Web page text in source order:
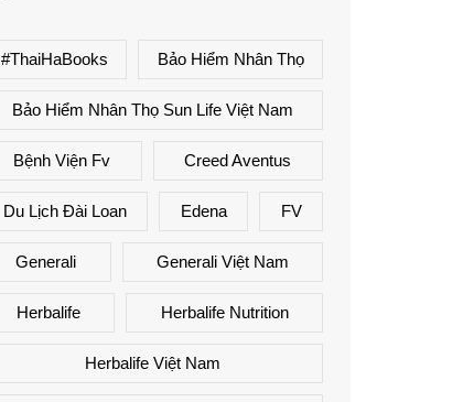
#ThaiHaBooks Bảo Hiểm Nhân Thọ
Bảo Hiểm Nhân Thọ Sun Life Việt Nam
Bệnh Viện Fv Creed Aventus
Du Lịch Đài Loan Edena FV
Generali Generali Việt Nam
Herbalife Herbalife Nutrition
Herbalife Việt Nam